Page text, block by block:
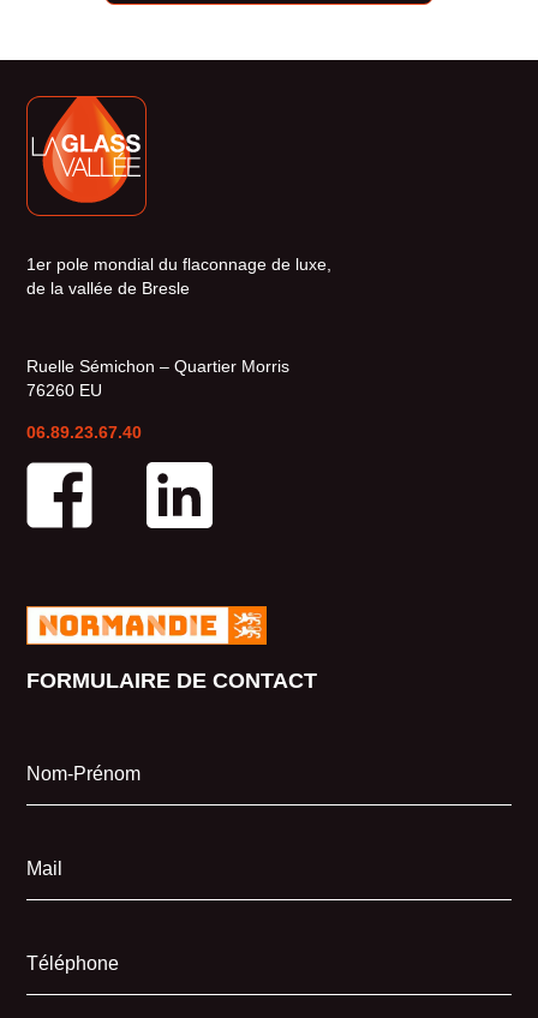
1er pole mondial du flaconnage de luxe,
de la vallée de Bresle
Ruelle Sémichon – Quartier Morris
76260 EU
06.89.23.67.40
FORMULAIRE DE CONTACT
Nom-Prénom
Mail
Téléphone